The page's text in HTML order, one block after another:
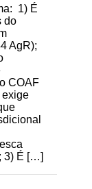
1) É
do
AgR);
COAF
exige
3) É […]